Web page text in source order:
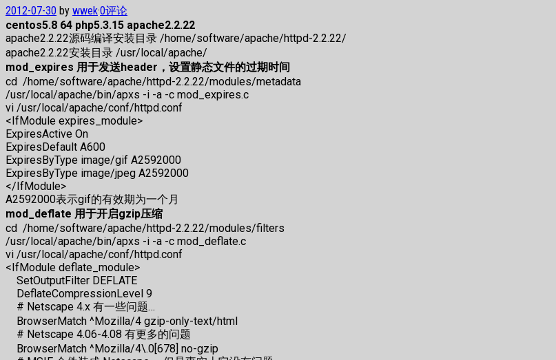
2012-07-30 by wwek·0评论
centos5.8 64 php5.3.15 apache2.2.22
apache2.2.22源码编译安装目录 /home/software/apache/httpd-2.2.22/
apache2.2.22安装目录 /usr/local/apache/
mod_expires 用于发送header，设置静态文件的过期时间
cd /home/software/apache/httpd-2.2.22/modules/metadata
/usr/local/apache/bin/apxs -i -a -c mod_expires.c
vi /usr/local/apache/conf/httpd.conf
<IfModule expires_module>
ExpiresActive On
ExpiresDefault A600
ExpiresByType image/gif A2592000
ExpiresByType image/jpeg A2592000
</IfModule>
A2592000表示gif的有效期为一个月
mod_deflate 用于开启gzip压缩
cd /home/software/apache/httpd-2.2.22/modules/filters
/usr/local/apache/bin/apxs -i -a -c mod_deflate.c
vi /usr/local/apache/conf/httpd.conf
<IfModule deflate_module>
SetOutputFilter DEFLATE
DeflateCompressionLevel 9
# Netscape 4.x 有一些问题…
BrowserMatch ^Mozilla/4 gzip-only-text/html
# Netscape 4.06-4.08 有更多的问题
BrowserMatch ^Mozilla/4\.0[678] no-gzip